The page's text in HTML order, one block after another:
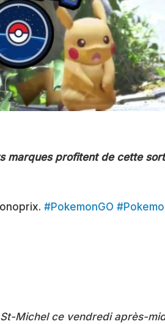
marques profitent de cette
#PokemonGO
Michel ce vendredi après-